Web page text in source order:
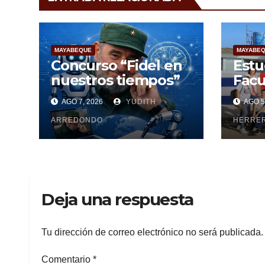
MAYABEQUE
Concurso “Fidel en
nuestros tiempos”
AGO 7, 2026 YUDITH
ARREDONDO
AGO
Deja una respuesta
Tu dirección de correo electrónico no será publicada.
Comentario *